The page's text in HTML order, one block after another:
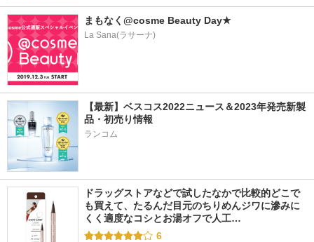
まもなく@cosme Beauty Day★
La Sana(ラサーナ)
【最新】ベスコス2022ニュース＆2023年発売新製
品・初売り情報
ランコム
ドラッグストアなどで試したなかで比較的どこで
も買えて、たるんだ目元のちりめんジワに滲みに
くく適度なコシとお湯オフで人工…
6